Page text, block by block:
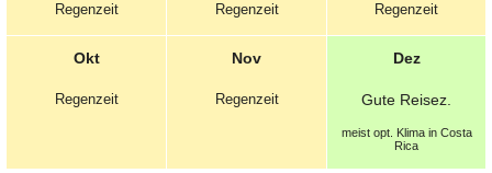
Regenzeit Regenzeit Regenzeit
Okt
Regenzeit
Nov
Regenzeit
Dez
Gute Reisez.
meist opt. Klima in Costa
Rica